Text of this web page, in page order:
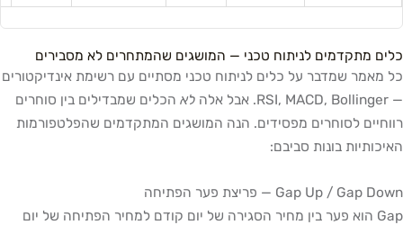
כלים מתקדמים לניתוח טכני — המושגים שהמתחרים לא מסבירים
כל מאמר שמדבר על כלים לניתוח טכני מסתיים עם רשימת אינדיקטורים
— RSI, MACD, Bollinger. אבל אלה
לא הכלים שמבדילים בין סוחרים
רווחיים לסוחרים מפסידים. הנה המושגים המתקדמים שהפלטפורמות
האיכותיות בונות סביבם:
Gap Up / Gap Down — פריצת פער הפתיחה
Gap הוא פער בין מחיר הסגירה של יום קודם למחיר הפתיחה של יום